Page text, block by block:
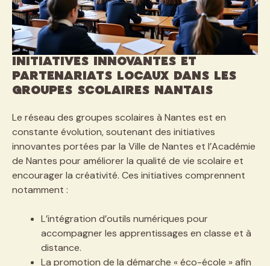
Initiatives innovantes et
partenariats locaux dans les
groupes scolaires nantais
Le réseau des groupes scolaires à Nantes est en
constante évolution, soutenant des initiatives
innovantes portées par la Ville de Nantes et l’Académie
de Nantes pour améliorer la qualité de vie scolaire et
encourager la créativité. Ces initiatives comprennent
notamment :
L’intégration d’outils numériques pour
accompagner les apprentissages en classe et à
distance.
La promotion de la démarche « éco-école » afin